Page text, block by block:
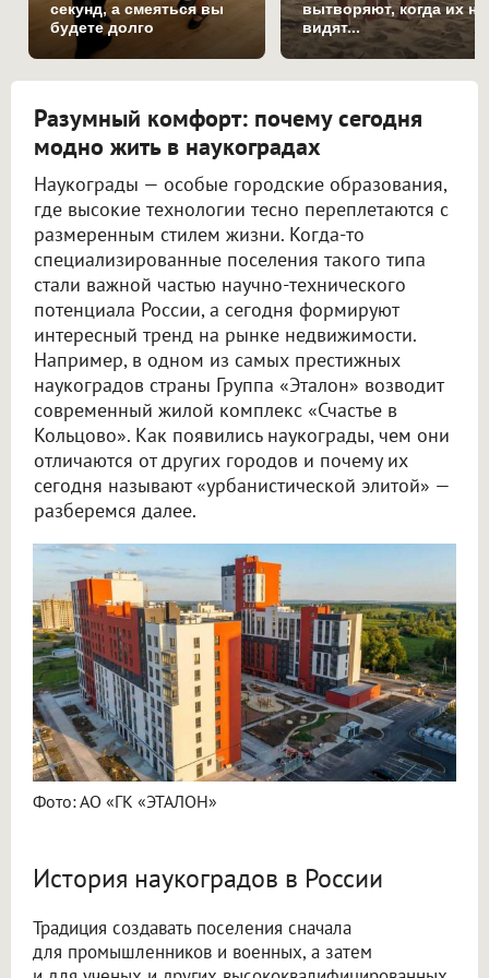
секунд, а смеяться вы
будете долго
вытворяют, когда их не
видят...
Разумный комфорт: почему сегодня
модно жить в наукоградах
Наукограды — особые городские образования,
где высокие технологии тесно переплетаются с
размеренным стилем жизни. Когда-то
специализированные поселения такого типа
стали важной частью научно-технического
потенциала России, а сегодня формируют
интересный тренд на рынке недвижимости.
Например, в одном из самых престижных
наукоградов страны Группа «Эталон» возводит
современный жилой комплекс «Счастье в
Кольцово». Как появились наукограды, чем они
отличаются от других городов и почему их
сегодня называют «урбанистической элитой» —
разберемся далее.
Фото: АО «ГК «ЭТАЛОН»
История наукоградов в России
Традиция создавать поселения сначала
для промышленников и военных, а затем